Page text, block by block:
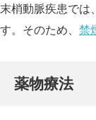
末梢動脈疾患では、
す。そのため、 禁
薬物療法